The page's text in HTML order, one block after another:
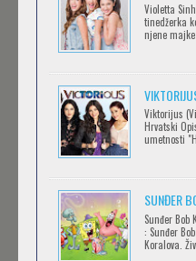
OBLUTAK
SERVAMP
Feb 12 2023 |
2.43: SEIIN
TEAM
Violetta
tinedžerka
njene majke
Viktorijus
Hrvatski
umetnosti
SUNĐER
Sunđer Bob
: Sunđer
Koralova.